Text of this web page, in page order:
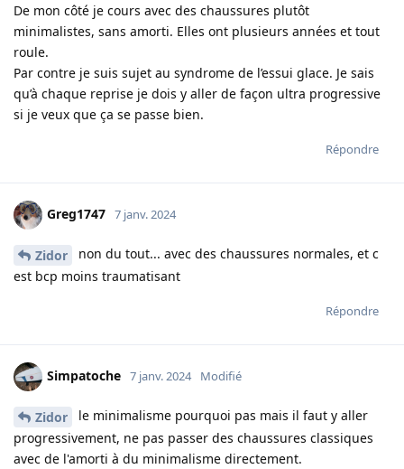
De mon côté je cours avec des chaussures plutôt
minimalistes, sans amorti. Elles ont plusieurs années et tout
roule.
Par contre je suis sujet au syndrome de l’essui glace. Je sais
qu’à chaque reprise je dois y aller de façon ultra progressive
si je veux que ça se passe bien.
Répondre
Greg1747 7 janv. 2024
Zidor
non du tout... avec des chaussures normales, et c
est bcp moins traumatisant
Répondre
Simpatoche 7 janv. 2024 Modifié
Zidor
le minimalisme pourquoi pas mais il faut y aller
progressivement, ne pas passer des chaussures classiques
avec de l'amorti à du minimalisme directement.